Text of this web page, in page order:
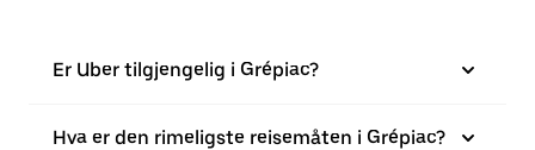
Er Uber tilgjengelig i Grépiac?
Hva er den rimeligste reisemåten i Grépiac?